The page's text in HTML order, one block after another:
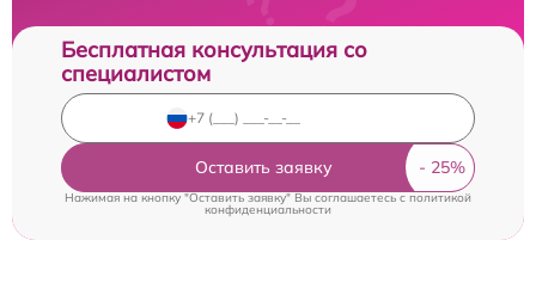
Бесплатная консультация со
специалистом
Оставить заявку
Нажимая на кнопку "Оставить заявку" Вы соглашаетесь cполитикой
конфиденциальности